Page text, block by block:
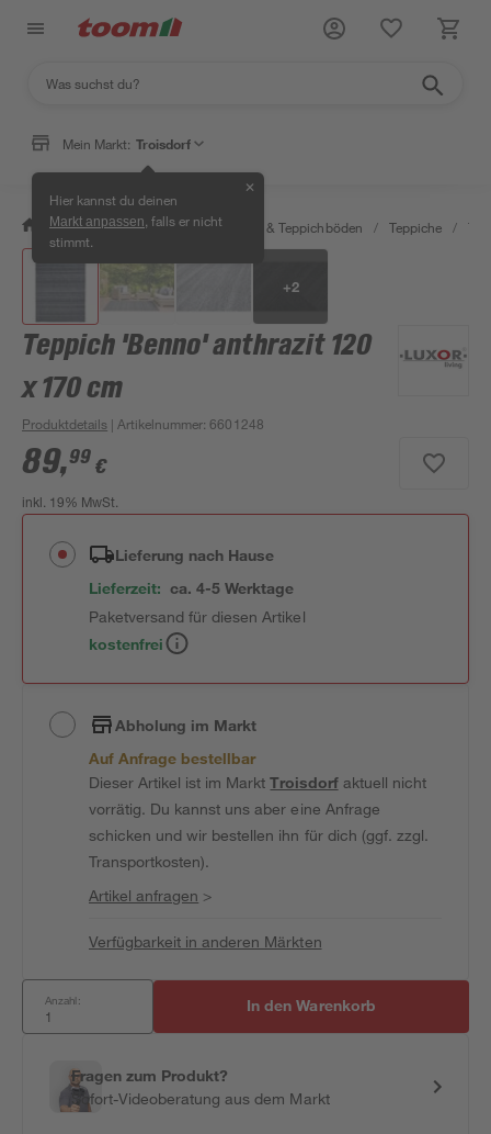
Mein Markt: Troisdorf
Hier kannst du deinen
Markt anpassen , falls er nicht
stimmt.
✕
/ Wohnen & Haushalt / Teppiche & Teppichböden / Teppiche /
+2
Teppich 'Benno' anthrazit 120
x 170 cm
Produktdetails | Artikelnummer:6601248
89,99 €
inkl. 19% MwSt.
Lieferung nach Hause
Lieferzeit: ca. 4-5 Werktage
Paketversand für diesen Artikel
kostenfrei
Abholung im Markt
Auf Anfrage bestellbar
Dieser Artikel ist im MarktTroisdorfaktuell nicht
vorrätig. Du kannst uns aber eine Anfrage
schicken und wir bestellen ihn für dich (ggf. zzgl.
Transportkosten).
Artikel anfragen >
Verfügbarkeit in anderen Märkten
Anzahl: In den Warenkorb
Fragen zum Produkt?
Sofort-Videoberatung aus dem Markt